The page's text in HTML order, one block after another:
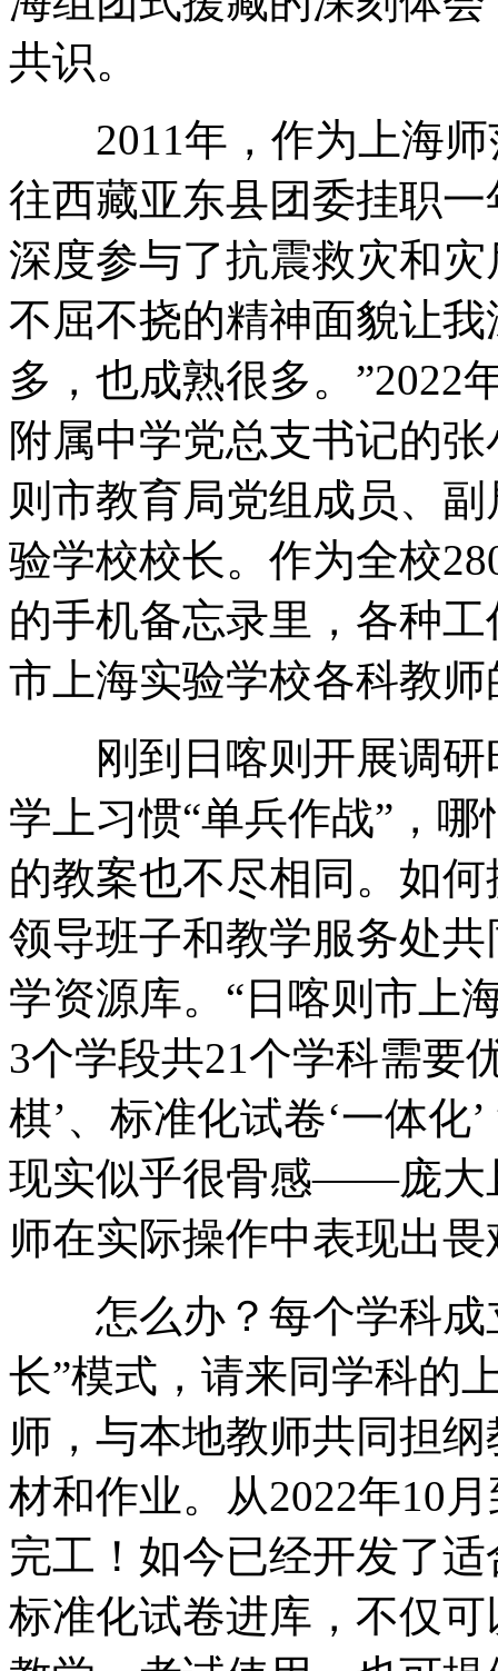
共识。
2011年，作为上海师
往西藏亚东县团委挂职
深度参与了抗震救灾和
不屈不挠的精神面貌让
多，也成熟很多。”2022
附属中学党总支书记的
则市教育局党组成员、
验学校校长。作为全校
的手机备忘录里，各种
市上海实验学校各科教
刚到日喀则开展调研
学上习惯“单兵作战”，
的教案也不尽相同。如
领导班子和教学服务处
学资源库。“日喀则市上
3个学段共21个学科需要
棋’、标准化试卷‘一体化
现实似乎很骨感——庞大
师在实际操作中表现出
怎么办？每个学科成
长”模式，请来同学科的
师，与本地教师共同担
材和作业。从2022年10
完工！如今已经开发了
标准化试卷进库，不仅